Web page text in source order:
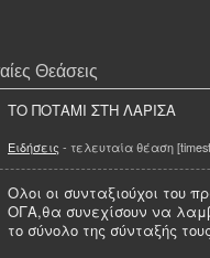
Θεάσεις
ΤΟ ΠΟΤΑΜΙ ΣΤΗ ΛΑΡΙΣΑ
Ειδήσεις - τελευταία θέαση
Ολοι οι συνταξιούχοι του
ΟΓΑ,θα συνεχίσουν να
το σύνολο της σύνταξής